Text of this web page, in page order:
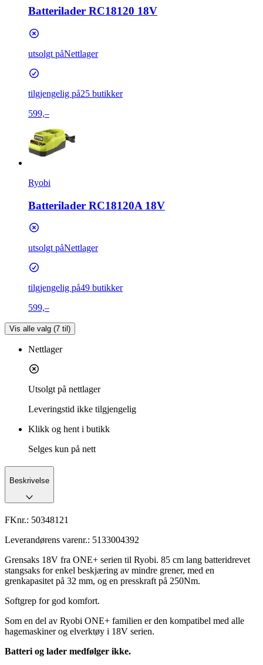
Batterilader RC18120 18V
utsolgt påNettlager
tilgjengelig på25 butikker
599,–
Ryobi
Batterilader RC18120A 18V
utsolgt påNettlager
tilgjengelig på49 butikker
599,–
Vis alle valg (7 til)
Nettlager
Utsolgt på nettlager
Leveringstid ikke tilgjengelig
Klikk og hent i butikk
Selges kun på nett
Beskrivelse
FKnr.: 50348121
Leverandørens varenr.: 5133004392
Grensaks 18V fra ONE+ serien til Ryobi. 85 cm lang batteridrevet
stangsaks for enkel beskjæring av mindre grener, med en
grenkapasitet på 32 mm, og en presskraft på 250Nm.
Softgrep for god komfort.
Som en del av Ryobi ONE+ familien er den kompatibel med alle
hagemaskiner og elverktøy i 18V serien.
Batteri og lader medfølger ikke.